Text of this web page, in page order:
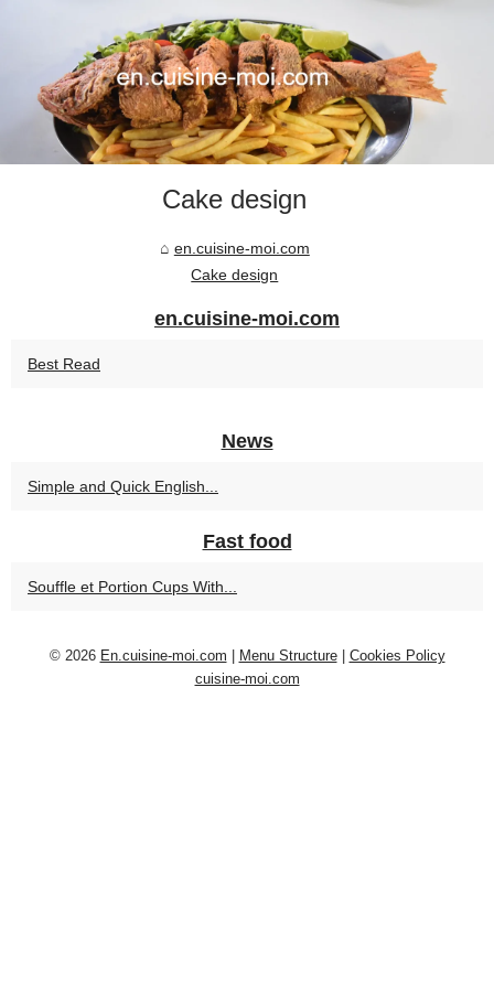
Cake design
en.cuisine-moi.com
Cake design
en.cuisine-moi.com
Best Read
News
Simple and Quick English...
Fast food
Souffle et Portion Cups With...
© 2026 En.cuisine-moi.com Menu Structure| Cookies Policy
cuisine-moi.com